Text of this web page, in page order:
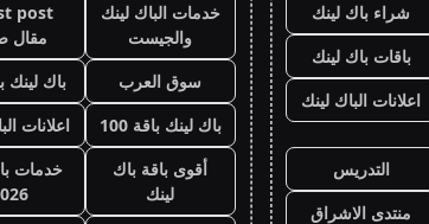
شراء باك لينك
باقات باك لينك
اعلانات الباك لينك
التدريس
منتدى الاشراق
خدمات الباك لينك
والجيست
post
مقال
سوق العرب
باك لينك
باك لينك باقة 100
اعلانات
أقوى باقة باك
لينك
خدمات